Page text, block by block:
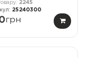
2245
25240300
грн